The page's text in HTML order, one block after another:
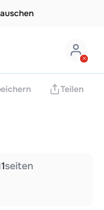
Teilen
1seiten